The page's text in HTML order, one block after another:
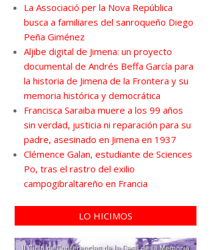
La Associació per la Nova República
busca a familiares del sanroqueño Diego
Peña Giménez
Aljibe digital de Jimena: un proyecto
documental de Andrés Beffa García para
la historia de Jimena de la Frontera y su
memoria histórica y democrática
Francisca Saraiba muere a los 99 años
sin verdad, justicia ni reparación para su
padre, asesinado en Jimena en 1937
Clémence Galan, estudiante de Sciences
Po, tras el rastro del exilio
campogibraltareño en Francia
LO HICIMOS